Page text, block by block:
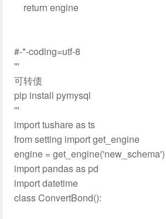
return engine
#-*-coding=utf-8
'''
可转债
pip install pymysql
'''
import tushare as ts
from setting import get_engine
engine = get_engine('new_schema')
import pandas as pd
import datetime
class ConvertBond():